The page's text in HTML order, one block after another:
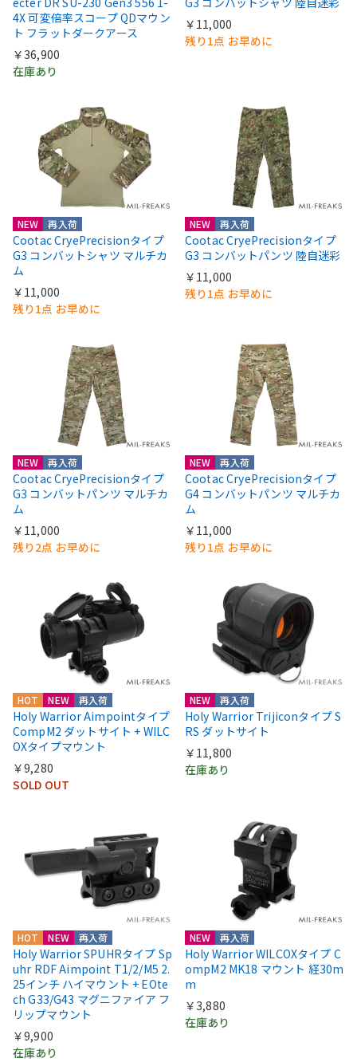
4X 可変倍率スコープ QDマウン
ト フラットダークアース
￥36,900
在庫あり
￥11,000
残り1点 お早めに
NEW 再入荷
Cootac CryePrecisionタイプ
G3 コンバットシャツ マルチカ
ム
￥11,000
残り1点 お早めに
NEW 再入荷
Cootac CryePrecisionタイプ
G3 コンバットパンツ 陸自迷彩
￥11,000
残り1点 お早めに
NEW 再入荷
Cootac CryePrecisionタイプ
G3 コンバットパンツ マルチカ
ム
￥11,000
残り2点 お早めに
NEW 再入荷
Cootac CryePrecisionタイプ
G4 コンバットパンツ マルチカ
ム
￥11,000
残り1点 お早めに
HOT NEW 再入荷
Holy Warrior Aimpointタイプ
CompM2 ダットサイト + WILC
OXタイプマウント
￥9,280
SOLD OUT
NEW 再入荷
Holy Warrior Trijiconタイプ S
RS ダットサイト
￥11,800
在庫あり
HOT NEW 再入荷
Holy Warrior SPUHRタイプ Sp
uhr RDF Aimpoint T1/2/M5 2.
25インチ ハイマウント + EOte
ch G33/G43 マグニファイア フ
リップマウント
￥9,900
在庫あり
NEW 再入荷
Holy Warrior WILCOXタイプ C
ompM2 MK18 マウント 経30m
m
￥3,880
在庫あり